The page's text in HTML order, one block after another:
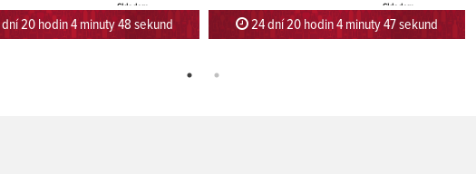
Skladem
dní 20 hodin 4 minuty 47 sekund
Skladem
24 dní 20 hodin 4 minuty 46 sekund